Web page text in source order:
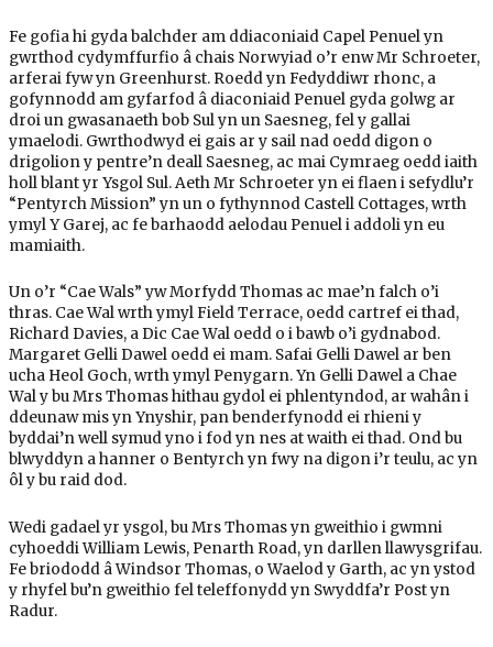
Fe gofia hi gyda balchder am ddiaconiaid Capel Penuel yn
gwrthod cydymffurfio â chais Norwyiad o’r enw Mr Schroeter,
arferai fyw yn Greenhurst. Roedd yn Fedyddiwr rhonc, a
gofynnodd am gyfarfod â diaconiaid Penuel gyda golwg ar
droi un gwasanaeth bob Sul yn un Saesneg, fel y gallai
ymaelodi. Gwrthodwyd ei gais ar y sail nad oedd digon o
drigolion y pentre’n deall Saesneg, ac mai Cymraeg oedd iaith
holl blant yr Ysgol Sul. Aeth Mr Schroeter yn ei flaen i sefydlu’r
“Pentyrch Mission” yn un o fythynnod Castell Cottages, wrth
ymyl Y Garej, ac fe barhaodd aelodau Penuel i addoli yn eu
mamiaith.
Un o’r “Cae Wals” yw Morfydd Thomas ac mae’n falch o’i
thras. Cae Wal wrth ymyl Field Terrace, oedd cartref ei thad,
Richard Davies, a Dic Cae Wal oedd o i bawb o’i gydnabod.
Margaret Gelli Dawel oedd ei mam. Safai Gelli Dawel ar ben
ucha Heol Goch, wrth ymyl Penygarn. Yn Gelli Dawel a Chae
Wal y bu Mrs Thomas hithau gydol ei phlentyndod, ar wahân i
ddeunaw mis yn Ynyshir, pan benderfynodd ei rhieni y
byddai’n well symud yno i fod yn nes at waith ei thad. Ond bu
blwyddyn a hanner o Bentyrch yn fwy na digon i’r teulu, ac yn
ôl y bu raid dod.
Wedi gadael yr ysgol, bu Mrs Thomas yn gweithio i gwmni
cyhoeddi William Lewis, Penarth Road, yn darllen llawysgrifau.
Fe briododd â Windsor Thomas, o Waelod y Garth, ac yn ystod
y rhyfel bu’n gweithio fel teleffonydd yn Swyddfa’r Post yn
Radur.